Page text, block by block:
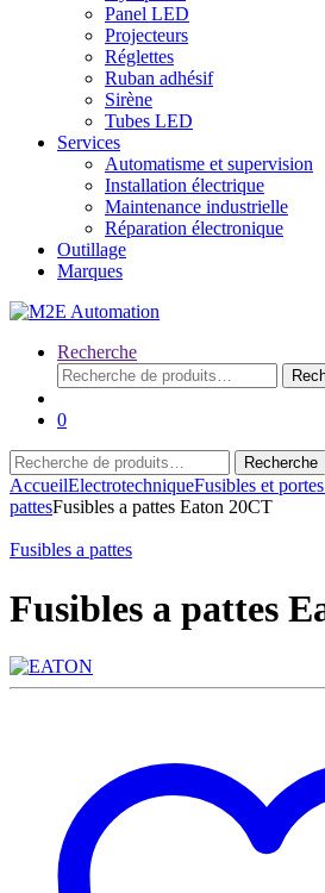
Panel LED
Projecteurs
Réglettes
Ruban adhésif
Sirène
Tubes LED
Services
Automatisme et supervision
Installation électrique
Maintenance industrielle
Réparation électronique
Outillage
Marques
Recherche
Recherche
pour :
0
Recherche
pour :
Recherche
AccueilElectrotechniqueFusibles et
pattesFusibles a pattes Eaton 20CT
Fusibles a pattes
Fusibles a pattes